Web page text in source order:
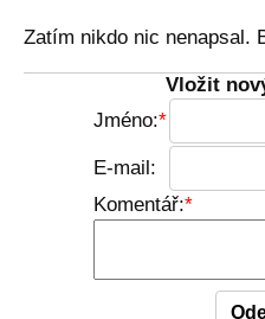
Zatím nikdo nic nenapsal.
Vložit
Jméno:
E-mail:
Komentář: